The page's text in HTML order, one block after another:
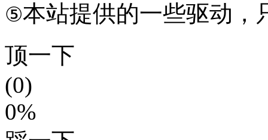
⑤本站提供的一些驱动，
顶一下
(0)
0%